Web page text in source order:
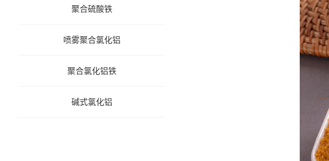
聚合硫酸铁
喷雾聚合氯化铝
聚合氯化铝铁
碱式氯化铝